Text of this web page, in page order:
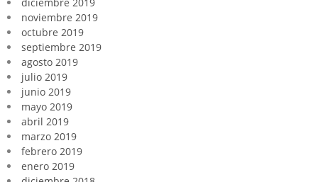
noviembre 2019
octubre 2019
septiembre 2019
agosto 2019
julio 2019
junio 2019
mayo 2019
abril 2019
marzo 2019
febrero 2019
enero 2019